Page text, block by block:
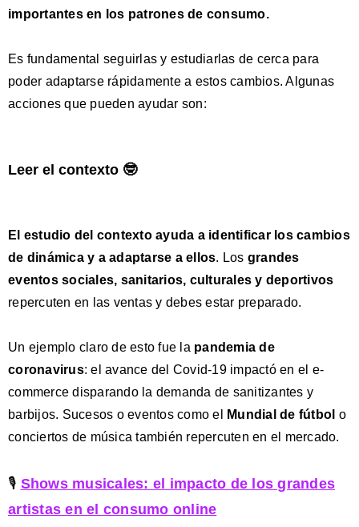
importantes en los patrones de consumo.
Es fundamental seguirlas y estudiarlas de cerca para
poder adaptarse rápidamente a estos cambios. Algunas
acciones que pueden ayudar son:
Leer el contexto 🤓
El estudio del contexto ayuda a identificar los cambios
de dinámica y a adaptarse a ellos. Los grandes
eventos sociales, sanitarios, culturales y deportivos
repercuten en las ventas y debes estar preparado.
Un ejemplo claro de esto fue la pandemia de
coronavirus: el avance del Covid-19 impactó en el e-
commerce disparando la demanda de sanitizantes y
barbijos. Sucesos o eventos como el
Mundial de fútbol o
conciertos de música también repercuten en el mercado.
🎙️ Shows musicales: el impacto de los grandes
artistas en el consumo online